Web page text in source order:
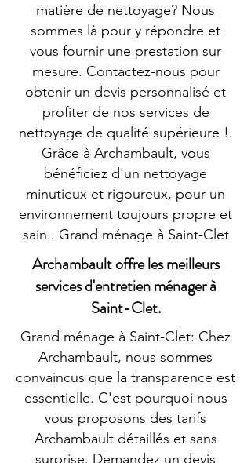
matière de nettoyage? Nous
sommes là pour y répondre et
vous fournir une prestation sur
mesure. Contactez-nous pour
obtenir un devis personnalisé et
profiter de nos services de
nettoyage de qualité supérieure !.
Grâce à Archambault, vous
bénéficiez d'un nettoyage
minutieux et rigoureux, pour un
environnement toujours propre et
sain.. Grand ménage à Saint-Clet
Archambault offre les meilleurs
services d'entretien ménager à
Saint-Clet.
Grand ménage à Saint-Clet: Chez
Archambault, nous sommes
convaincus que la transparence est
essentielle. C'est pourquoi nous
vous proposons des tarifs
Archambault détaillés et sans
surprise. Demandez un devis